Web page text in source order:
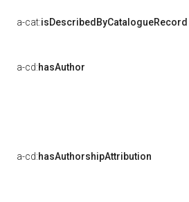
a-cat:isDescribedByCatalogueRecord
a-cd:hasAuthor
a-cd:hasAuthorshipAttribution